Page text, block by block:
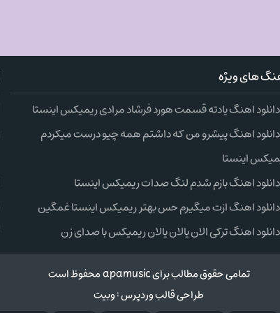
های ویژه
دانلود اهنگ یادته قسمت هورد فرشاد مرادی ریمیکس اینستا
دانلود اهنگ پیشرو من که داشتم همه چیو درست میکردم
اینستا
دانلود اهنگ بازم شدم لنگ صدات ریمیکس اینستا
دانلود اهنگ ازت میگیرم حس بهتر ریمیکس اینستا غمگین
دانلود اهنگ ترکی الان یالان یالان ریمیکس با صدای زن
تمامی حقوق مطالب برای apamusic محفوظ است
طراحی قالب وردپرس:وبیت